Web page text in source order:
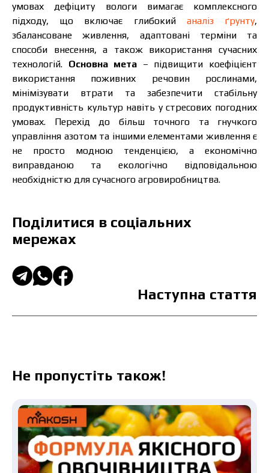
умовах дефіциту вологи вимагає комплексного
підходу, що включає глибокий аналіз ґрунту,
збалансоване живлення, адаптовані терміни та
способи внесення, а також використання сучасних
технологій. Основна мета – підвищити коефіцієнт
використання поживних речовин рослинами,
мінімізувати втрати та забезпечити стабільну
продуктивність культур навіть у стресових погодних
умовах. Перехід до більш точного та гнучкого
управління азотом та іншими елементами живлення є
не просто модною тенденцією, а економічно
виправданою та екологічно відповідальною
необхідністю для сучасного агровиробництва.
Поділитися в соціальних
мережах
Наступна стаття
Не пропустіть також!